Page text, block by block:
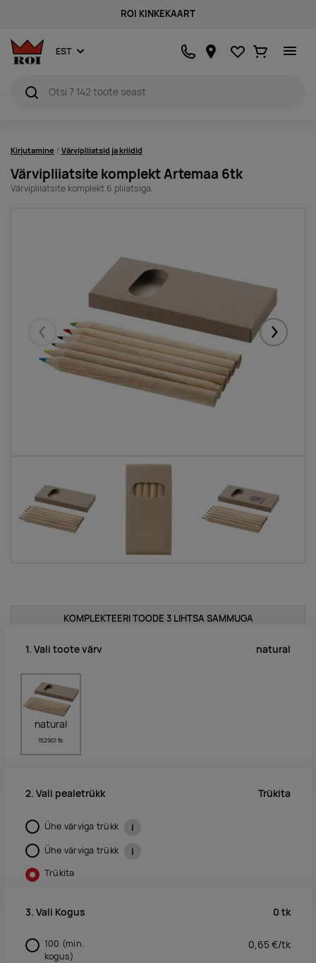
ROI KINKEKAART
EST Lemmikud
Ostukorv
Kirjutamine Värvipliiatsid ja kriidid
Värvipliiatsite komplekt Artemaa 6tk
Värvipliiatsite komplekt 6 pliiatsiga.
Eelmised
KOMPLEKTEERI TOODE 3 LIHTSA SAMMUGA
1. Vali toote värv natural
natural
152901 tk
2. Vali pealetrükk Trükita
Ühe värviga trükk i
Ühe värviga trükk i
Trükita
3. Vali Kogus 0 tk
100 (min.
kogus)
0,65€/tk